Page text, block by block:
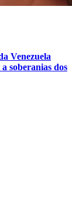
Venezuela
soberanias dos